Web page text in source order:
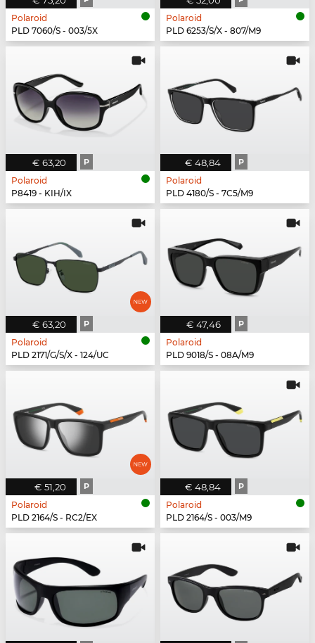
Polaroid
PLD 7060/S - 003/5X
Polaroid
PLD 6253/S/X - 807/M9
€ 63,20 P
Polaroid
P8419 - KIH/IX
€ 48,84 P
Polaroid
PLD 4180/S - 7C5/M9
€ 63,20 P
Polaroid
PLD 2171/G/S/X - 124/UC
€ 47,46 P
Polaroid
PLD 9018/S - 08A/M9
€ 51,20 P
Polaroid
PLD 2164/S - RC2/EX
€ 48,84 P
Polaroid
PLD 2164/S - 003/M9